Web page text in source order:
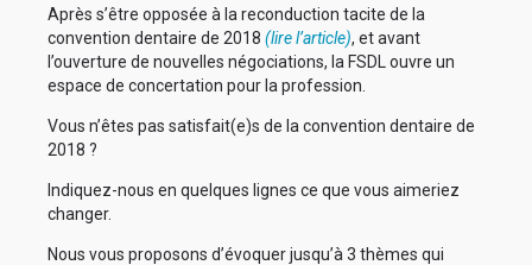
Après s’être opposée à la reconduction tacite de la
convention dentaire de 2018 (lire l’article), et avant
l’ouverture de nouvelles négociations, la FSDL ouvre un
espace de concertation pour la profession.
Vous n’êtes pas satisfait(e)s de la convention dentaire de
2018 ?
Indiquez-nous en quelques lignes ce que vous aimeriez
changer.
Nous vous proposons d’évoquer jusqu’à 3 thèmes qui